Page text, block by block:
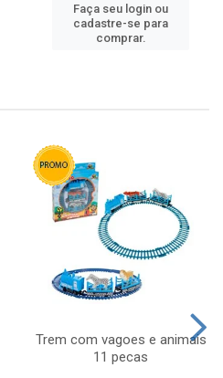
Faça seu login ou
cadastre-se para
comprar.
Trem com vagoes e animais
11 pecas